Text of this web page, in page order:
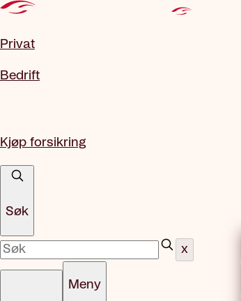
Privat
Bedrift
Kjøp forsikring
Søk
x
Meny